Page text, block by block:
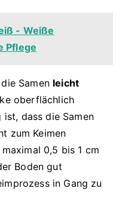
- Weiße
Pflege
Samen leicht
oberflächlich
dass die Samen
zum Keimen
0,5 bis 1 cm
Boden gut
in Gang zu